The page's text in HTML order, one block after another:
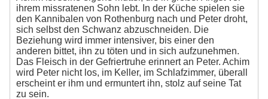
ihrem missratenen Sohn lebt. In der Küche spielen sie
den Kannibalen von Rothenburg nach und Peter droht,
sich selbst den Schwanz abzuschneiden. Die
Beziehung wird immer intensiver, bis einer den
anderen bittet, ihn zu töten und in sich aufzunehmen.
Das Fleisch in der Gefriertruhe erinnert an Peter. Achim
wird Peter nicht los, im Keller, im Schlafzimmer, überall
erscheint er ihm und ermuntert ihn, stolz auf seine Tat
zu sein.